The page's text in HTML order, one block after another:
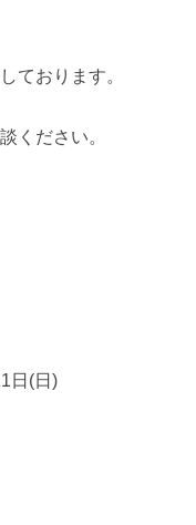
ております。
ください。
日(日)